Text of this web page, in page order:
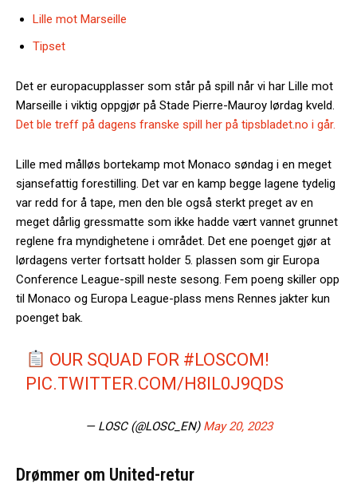
Lille mot Marseille
Tipset
Det er europacupplasser som står på spill når vi har Lille mot
Marseille i viktig oppgjør på Stade Pierre-Mauroy lørdag kveld.
Det ble treff på dagens franske spill her på tipsbladet.no i går.
Lille med målløs bortekamp mot Monaco søndag i en meget
sjansefattig forestilling. Det var en kamp begge lagene tydelig
var redd for å tape, men den ble også sterkt preget av en
meget dårlig gressmatte som ikke hadde vært vannet grunnet
reglene fra myndighetene i området. Det ene poenget gjør at
lørdagens verter fortsatt holder 5. plassen som gir Europa
Conference League-spill neste sesong. Fem poeng skiller opp
til Monaco og Europa League-plass mens Rennes jakter kun
poenget bak.
OUR SQUAD FOR #LOSCOM!
PIC.TWITTER.COM/H8IL0J9QDS
— LOSC (@LOSC_EN) May 20, 2023
Drømmer om United-retur